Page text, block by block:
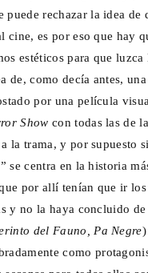
puede rechazar la idea de
cine, es por eso que hay
estéticos para que
de, como decía antes,
por una película
Show con todas las de
la trama, y por supuesto
se centra en la historia
por allí tenían que ir
y no la haya concluido
del Fauno, Pa Negre
como